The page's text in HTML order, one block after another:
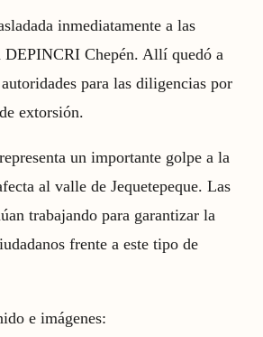
inmediatamente a las
DEPINCRI Chepén. Allí quedó a
para las diligencias por
extorsión.
un importante golpe a la
al valle de Jequetepeque. Las
trabajando para garantizar la
frente a este tipo de
e imágenes: